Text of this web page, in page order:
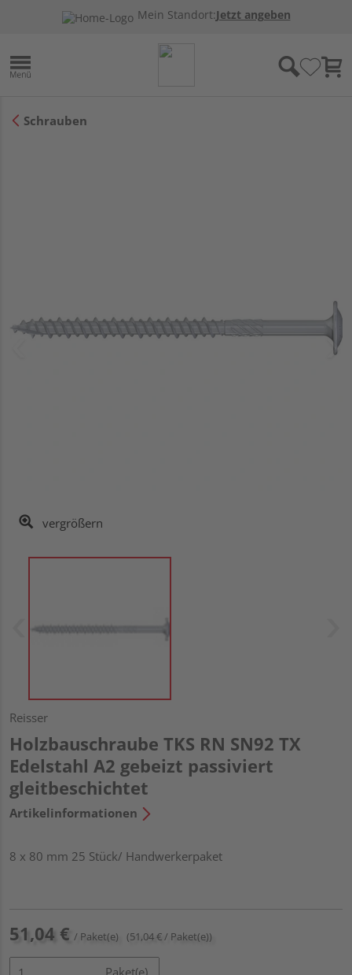
Mein Standort:Jetzt angeben
Schrauben
vergrößern
Reisser
Holzbauschraube TKS RN SN92 TX
Edelstahl A2 gebeizt passiviert
gleitbeschichtet
Artikelinformationen
8 x 80 mm 25 Stück/ Handwerkerpaket
51,04 € / Paket(e) (51,04 € / Paket(e))
Paket(e)